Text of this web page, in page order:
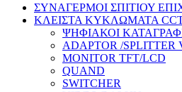
ΣΥΝΑΓΕΡΜΟΙ ΣΠΙΤΙΟΥ
ΚΛΕΙΣΤΑ ΚΥΚΛΩΜΑΤΑ
ΨΗΦΙΑΚΟΙ
ADAPTOR /SPLITTER
MONITOR TFT/LCD
QUAND
SWITCHER